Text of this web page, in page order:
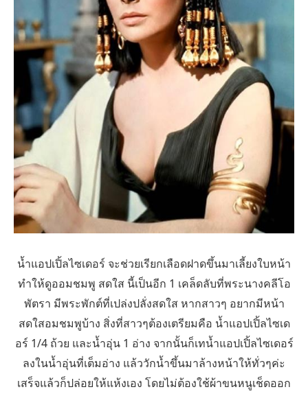
น้ำแอปเปิ้ลไซเดอร์ จะช่วยเรียกเลือดฝาดขึ้นมาเลี้ยงใบหน้า
ทำให้ดูออมชมพู สดใส นี้เป็นอีก 1 เคล็ดลับที่พระนางคลีโอ
พัตรา มีพระพักต์ที่เปล่งปลั่งสดใส หากสาวๆ อยากมีหน้า
สดใสอมชมพูบ้าง สิ่งที่สาวๆต้องเตรียมคือ น้ำแอปเปิ้ลไซเด
อร์ 1/4 ถ้วย และน้ำอุ่น 1 อ่าง จากนั้นก็เทน้ำแอปเปิ้ลไซเดอร์
ลงในน้ำอุ่นที่เต็มอ่าง แล้ววักน้ำขึ้นมาล้างหน้าให้ทั่วๆค่ะ
เสร็จแล้วก็ปล่อยให้แห้งเอง โดยไม่ต้องใช้ผ้าขนหนูเช็ดออก